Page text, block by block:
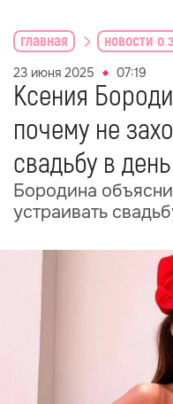
главная новости о
23 июня 2025 07:19
Ксения
почему не
свадьбу в
Бородина
устраивать